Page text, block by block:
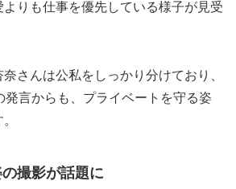
りも仕事を優先している様子が見受
さんは公私をしっかり分けており、
発言からも、プライベートを守る姿
撮影が話題に